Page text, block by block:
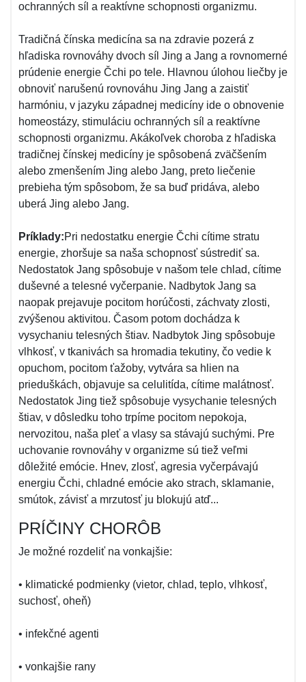
ochranných síl a reaktívne schopnosti organizmu.
Tradičná čínska medicína sa na zdravie pozerá z
hľadiska rovnováhy dvoch síl Jing a Jang a rovnomerné
prúdenie energie Čchi po tele. Hlavnou úlohou liečby je
obnoviť narušenú rovnováhu Jing Jang a zaistiť
harmóniu, v jazyku západnej medicíny ide o obnovenie
homeostázy, stimuláciu ochranných síl a reaktívne
schopnosti organizmu. Akákoľvek choroba z hľadiska
tradičnej čínskej medicíny je spôsobená zväčšením
alebo zmenšením Jing alebo Jang, preto liečenie
prebieha tým spôsobom, že sa buď pridáva, alebo
uberá Jing alebo Jang.
Príklady:Pri nedostatku energie Čchi cítime stratu
energie, zhoršuje sa naša schopnosť sústrediť sa.
Nedostatok Jang spôsobuje v našom tele chlad, cítime
duševné a telesné vyčerpanie. Nadbytok Jang sa
naopak prejavuje pocitom horúčosti, záchvaty zlosti,
zvýšenou aktivitou. Časom potom dochádza k
vysychaniu telesných štiav. Nadbytok Jing spôsobuje
vlhkosť, v tkanivách sa hromadia tekutiny, čo vedie k
opuchom, pocitom ťažoby, vytvára sa hlien na
prieduškách, objavuje sa celulitída, cítime malátnosť.
Nedostatok Jing tiež spôsobuje vysychanie telesných
štiav, v dôsledku toho trpíme pocitom nepokoja,
nervozitou, naša pleť a vlasy sa stávajú suchými. Pre
uchovanie rovnováhy v organizme sú tiež veľmi
dôležité emócie. Hnev, zlosť, agresia vyčerpávajú
energiu Čchi, chladné emócie ako strach, sklamanie,
smútok, závisť a mrzutosť ju blokujú atď...
PRÍČINY CHORÔB
Je možné rozdeliť na vonkajšie:
• klimatické podmienky (vietor, chlad, teplo, vlhkosť,
suchosť, oheň)
• infekčné agenti
• vonkajšie rany